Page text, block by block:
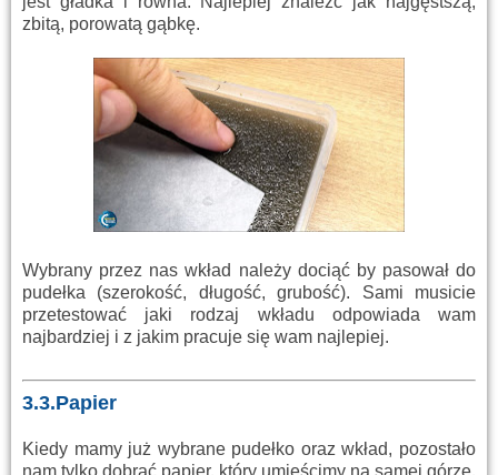
zbitą, porowatą gąbkę.
Wybrany przez nas wkład należy dociąć by pasował do
pudełka (szerokość, długość, grubość). Sami musicie
przetestować jaki rodzaj wkładu odpowiada wam
najbardziej i z jakim pracuje się wam najlepiej.
3.3.Papier
Kiedy mamy już wybrane pudełko oraz wkład, pozostało
nam tylko dobrać papier, który umieścimy na samej górze.